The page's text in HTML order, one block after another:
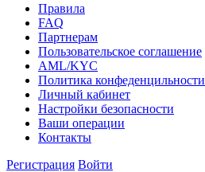
Правила
FAQ
Партнерам
Пользовательское соглашение
AML/KYC
Политика конфеденцильности
Личный кабинет
Настройки безопасности
Ваши операции
Контакты
Регистрация Войти